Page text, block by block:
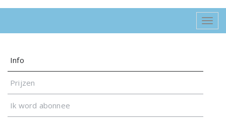
Info
Prijzen
Ik word abonnee